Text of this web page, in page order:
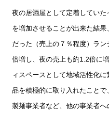
夜の居酒屋として定着してい
を増加させることが出来た結
だった（売上の７％程度）ラ
倍増し、夜の売上も約1.2倍に
ィスペースとして地域活性化
品を積極的に取り入れたこと
製麺事業者など、他の事業者へ